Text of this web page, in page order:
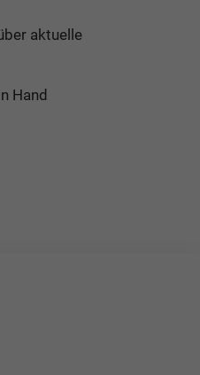
aktuelle
Hand